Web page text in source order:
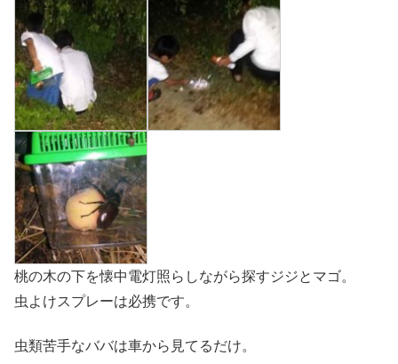
桃の木の下を懐中電灯照らしながら探すジジとマゴ。
虫よけスプレーは必携です。
虫類苦手なババは車から見てるだけ。